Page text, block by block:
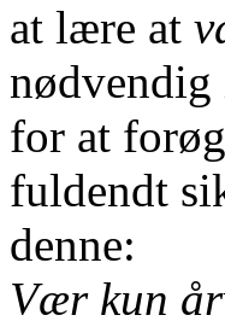
at lære at
nødvendig
for at
fuldendt
denne:
Vær kun